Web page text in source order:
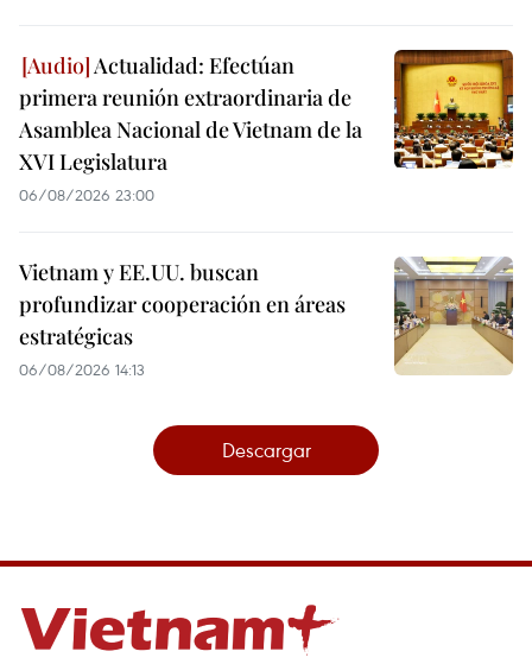
Actualidad: Efectúan
primera reunión extraordinaria de
Asamblea Nacional de Vietnam de la
XVI Legislatura
06/08/2026 23:00
Vietnam y EE.UU. buscan
profundizar cooperación en áreas
estratégicas
06/08/2026 14:13
Descargar